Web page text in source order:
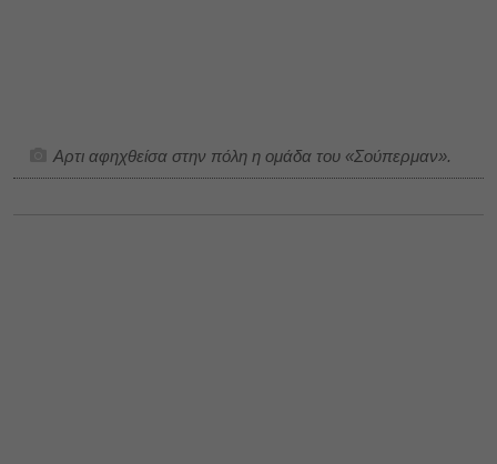
Αρτι αφηχθείσα στην πόλη η ομάδα του «Σούπερμαν».